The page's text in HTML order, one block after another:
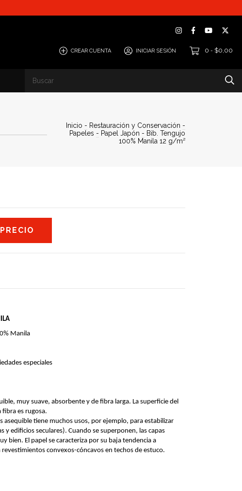
CREAR CUENTA INICIAR SESIÓN 0 - $0,00
Inicio - Restauración y Conservación -
Papeles - Papel Japón - Bib. Tengujo
100% Manila 12 g/m²
Manila
especiales
muy suave, absorbente y de fibra larga. La superficie del
fibra es rugosa.
asequible tiene muchos usos, por ejemplo, para estabilizar
y edificios seculares). Cuando se superponen, las capas
bien. El papel se caracteriza por su baja tendencia a
convexos-cóncavos en techos de estuco.